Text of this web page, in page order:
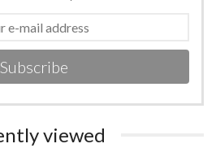
Subscribe
viewed